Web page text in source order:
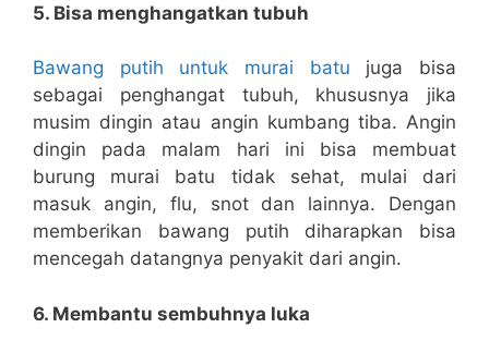
5. Bisa menghangatkan tubuh
Bawang putih untuk murai batu juga bisa
sebagai penghangat tubuh, khususnya jika
musim dingin atau angin kumbang tiba. Angin
dingin pada malam hari ini bisa membuat
burung murai batu tidak sehat, mulai dari
masuk angin, flu, snot dan lainnya. Dengan
memberikan bawang putih diharapkan bisa
mencegah datangnya penyakit dari angin.
6. Membantu sembuhnya luka